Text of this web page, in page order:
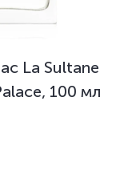
La Sultane
100 мл